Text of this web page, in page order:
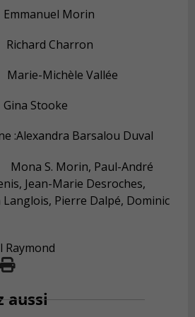
Morin
Charron
Michèle Vallée
Stooke
:Alexandra Barsalou Duval
S. Morin, Paul-André
Jean-Marie Desroches,
Langlois, Pierre Dalpé, Dominic
Raymond
aussi